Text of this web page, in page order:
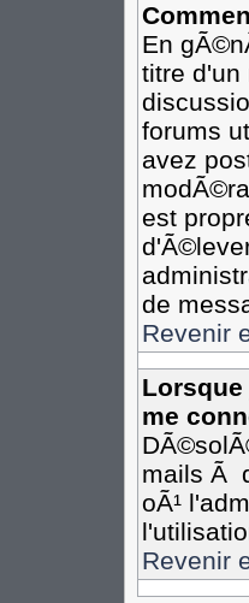
En
titre d'un
forums
avez
est
de
Revenir
me
mails Ã
oÃ¹
Revenir